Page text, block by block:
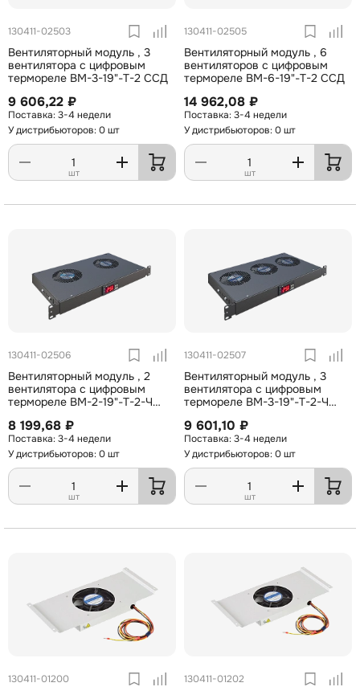
130411-02503
Вентиляторный модуль , 3
вентилятора с цифровым
термореле ВМ-3-19"-Т-2 ССД
9 606,22 ₽
3-4 недели
У дистрибьюторов: 0 шт
шт
130411-02505
Вентиляторный модуль , 6
вентиляторов с цифровым
термореле ВМ-6-19"-Т-2 ССД
14 962,08 ₽
3-4 недели
У дистрибьюторов: 0 шт
шт
130411-02506
Вентиляторный модуль , 2
вентилятора с цифровым
термореле ВМ-2-19"-Т-2-Ч
8 199,68 ₽
3-4 недели
У дистрибьюторов: 0 шт
шт
130411-02507
Вентиляторный модуль , 3
вентилятора с цифровым
термореле ВМ-3-19"-Т-2-Ч
9 601,10 ₽
3-4 недели
У дистрибьюторов: 0 шт
шт
130411-01200 130411-01202